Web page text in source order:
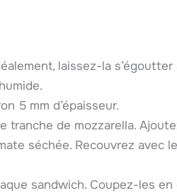
laissez-la
5 mm d’épaisseur.
tranche de mozzarella.
séchée. Recouvrez avec
sandwich. Coupez-les en